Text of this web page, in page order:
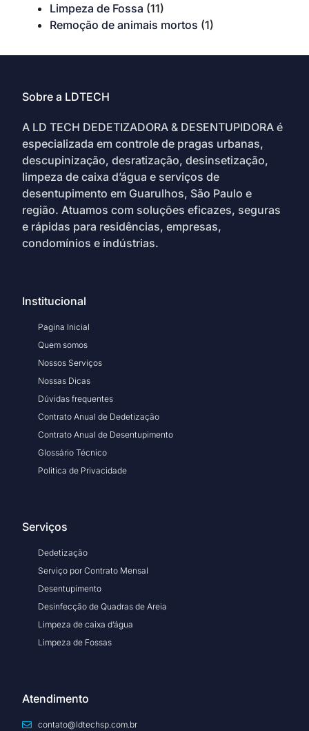
Limpeza de Fossa (11)
Remoção de animais mortos (1)
Sobre a LDTECH
A LD TECH DEDETIZADORA & DESENTUPIDORA é
especializada em controle de pragas urbanas,
descupinização, desratização, desinsetização,
limpeza de caixa d’água e serviços de
desentupimento em Guarulhos, São Paulo e
região. Atuamos com soluções eficazes, seguras
e rápidas para residências, empresas,
condomínios e indústrias.
Institucional
Pagina Inicial
Quem somos
Nossos Serviços
Nossas Dicas
Dúvidas frequentes
Contrato Anual de Dedetização
Contrato Anual de Desentupimento
Glossário Técnico
Politica de Privacidade
Serviços
Dedetização
Serviço por Contrato Mensal
Desentupimento
Desinfecção de Quadras de Areia
Limpeza de caixa d’água
Limpeza de Fossas
Atendimento
contato@ldtechsp.com.br